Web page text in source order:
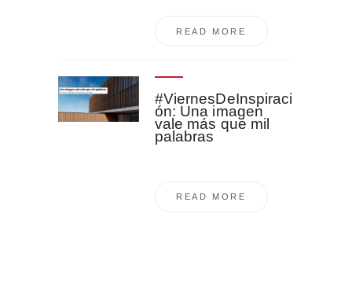
READ MORE
#ViernesDeInspiraci
ón: Una imagen
vale más que mil
palabras
READ MORE